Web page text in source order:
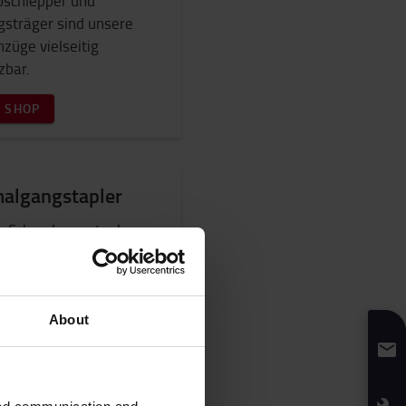
About
sind unsere
vielseitig
Schmalgangstapler
sich dank ihrer
für sehr
Gänge.